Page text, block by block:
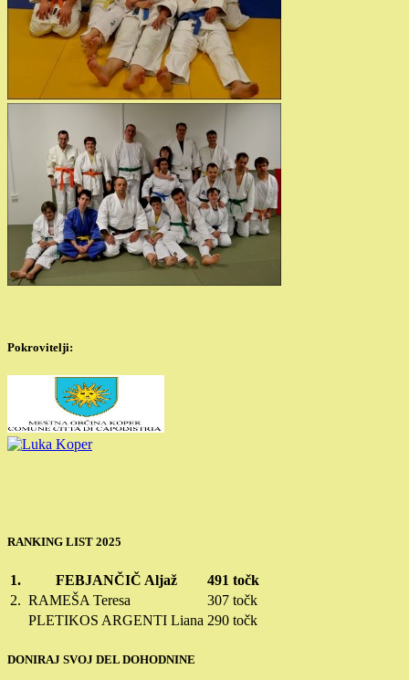
Pokrovitelji:
RANKING LIST 2025
1. FEBJANČIČ Aljaž
491 točk
2. RAMEŠA Teresa
307 točk
PLETIKOS ARGENTI Liana 290 točk
DONIRAJ SVOJ DEL DOHODNINE